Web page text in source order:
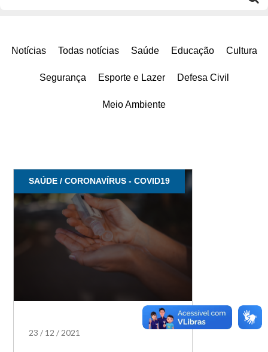
Notícias Todas notícias Saúde Educação Cultura
Segurança Esporte e Lazer Defesa Civil
Meio Ambiente
SAÚDE / CORONAVÍRUS - COVID19
23 / 12 /2021